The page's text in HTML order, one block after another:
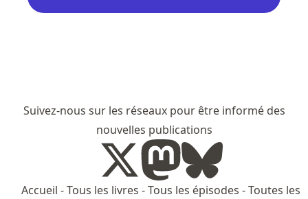
Suivez-nous sur les réseaux pour être informé des
nouvelles publications
Accueil -Tous les livres -Tous les épisodes -Toutes les